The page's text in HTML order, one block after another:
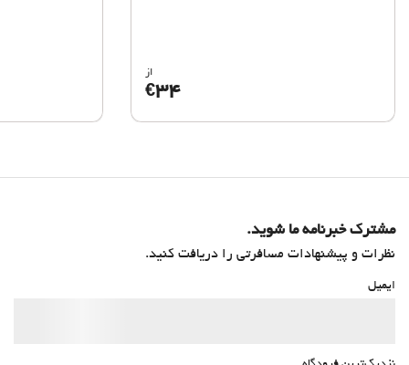
از
€34
مشترک خبرنامه ما شوید.
نظرات و پیشنهادات مسافرتی را دریافت کنید.
ایمیل